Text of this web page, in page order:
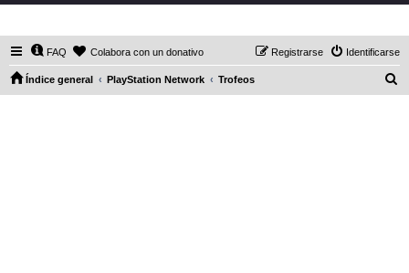
FAQ Colabora con un donativo Identificarse
Registrarse
Índice general PlayStation Network Trofeos